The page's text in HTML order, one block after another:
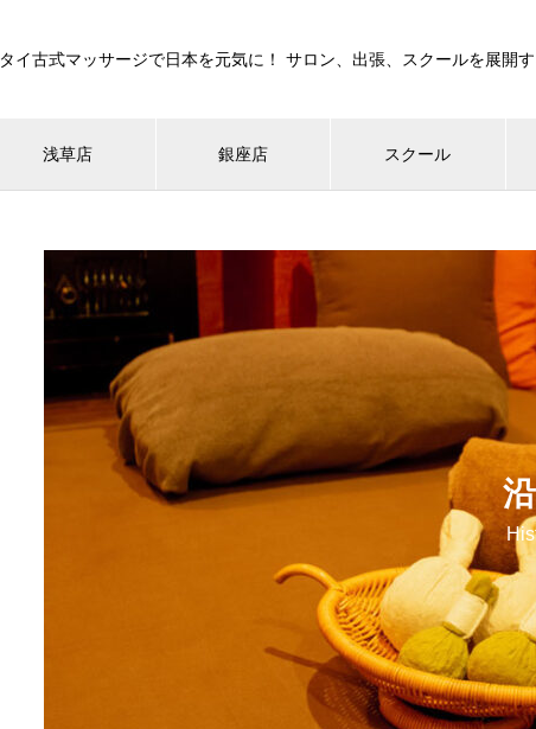
タイ古式マッサージで日本を元気に！ サロン、出張、スクールを展開
浅草店 銀座店 スクール